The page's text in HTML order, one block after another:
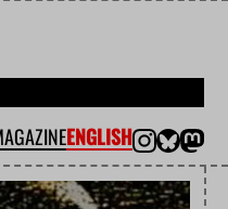
ENGLISH